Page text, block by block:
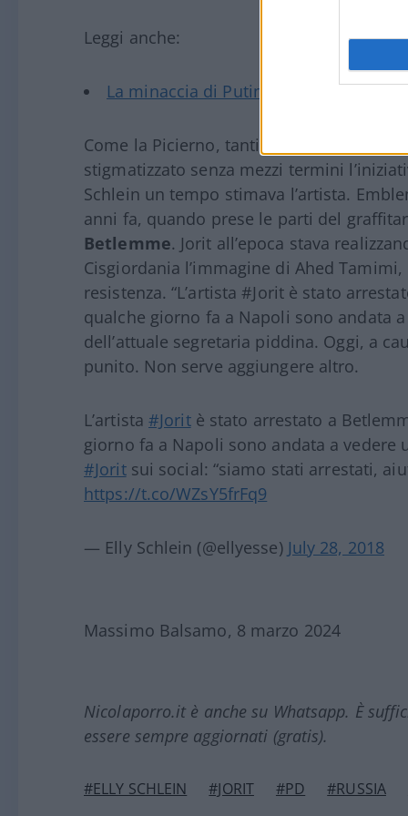
Leggi anche:
La minaccia di Putin e la necessità di
Come la Picierno, tanti altri esponenti
stigmatizzato senza mezzi termini
Schlein un tempo stimava l’artista.
anni fa, quando prese le parti del
Betlemme. Jorit all’epoca stava
Cisgiordania l’immagine di Ahed
resistenza. “L’artista #Jorit è stato
qualche giorno fa a Napoli sono andata
dell’attuale segretaria piddina. Oggi, a
punito. Non serve aggiungere altro.
L’artista #Joritè stato arrestato a
giorno fa a Napoli sono andata a vedere
#Joritsui social: “siamo stati arrestati,
https://t.co/WZsY5frFq9
— Elly Schlein (@ellyesse) July 28, 2018
Massimo Balsamo, 8 marzo 2024
Nicolaporro.it è anche su Whatsapp. È
essere sempre aggiornati (gratis).
#ELLY SCHLEIN #JORIT #PD #RUSSIA